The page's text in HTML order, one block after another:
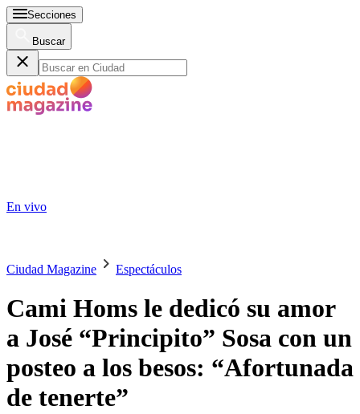
Secciones
Buscar
En vivo
Ciudad Magazine Espectáculos
Cami Homs le dedicó su amor
a José “Principito” Sosa con un
posteo a los besos: “Afortunada
de tenerte”